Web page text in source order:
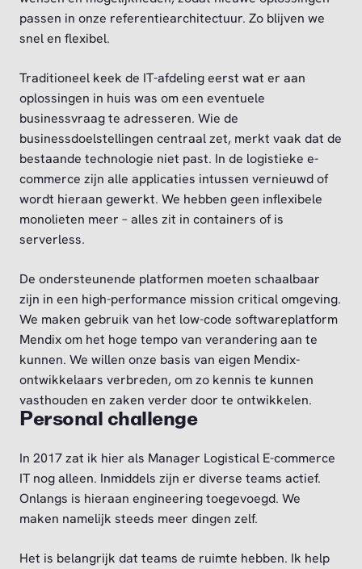
passen in onze referentiearchitectuur. Zo blijven we
snel en flexibel.
Traditioneel keek de IT-afdeling eerst wat er aan
oplossingen in huis was om een eventuele
businessvraag te adresseren. Wie de
businessdoelstellingen centraal zet, merkt vaak dat de
bestaande technologie niet past. In de logistieke e-
commerce zijn alle applicaties intussen vernieuwd of
wordt hieraan gewerkt. We hebben geen inflexibele
monolieten meer – alles zit in containers of is
serverless.
De ondersteunende platformen moeten schaalbaar
zijn in een high-performance mission critical omgeving.
We maken gebruik van het low-code softwareplatform
Mendix om het hoge tempo van verandering aan te
kunnen. We willen onze basis van eigen Mendix-
ontwikkelaars verbreden, om zo kennis te kunnen
vasthouden en zaken verder door te ontwikkelen.
Personal challenge
In 2017 zat ik hier als Manager Logistical E-commerce
IT nog alleen. Inmiddels zijn er diverse teams actief.
Onlangs is hieraan engineering toegevoegd. We
maken namelijk steeds meer dingen zelf.
Het is belangrijk dat teams de ruimte hebben. Ik help